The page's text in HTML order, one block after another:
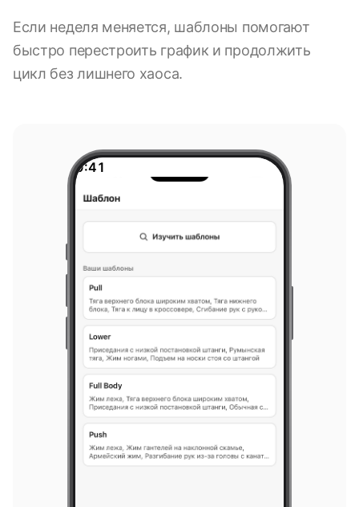
Если неделя меняется, шаблоны помогают
быстро перестроить график и продолжить
цикл без лишнего хаоса.
9:41